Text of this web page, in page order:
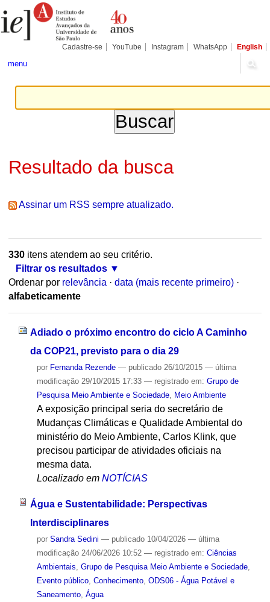
para
conteúdo.
Pessoais
Cadastre-se YouTube Instagram WhatsApp English
menu
Resultado da busca
Assinar um RSS sempre atualizado.
330itens atendem ao seu critério.
Filtrar os resultados
Ordenar por relevância · data (mais recente primeiro) ·
alfabeticamente
Adiado o próximo encontro do ciclo A Caminho
da COP21, previsto para o dia 29
por Fernanda Rezende — publicado26/10/2015 — última
modificação29/10/2015 17:33 — registrado em: Grupo de
Pesquisa Meio Ambiente e Sociedade, Meio Ambiente
A exposição principal seria do secretário de
Mudanças Climáticas e Qualidade Ambiental do
ministério do Meio Ambiente, Carlos Klink, que
precisou participar de atividades oficiais na
mesma data.
Localizado em NOTÍCIAS
Água e Sustentabilidade: Perspectivas
Interdisciplinares
por Sandra Sedini — publicado10/04/2026 — última
modificação24/06/2026 10:52 — registrado em: Ciências
Ambientais Grupo de Pesquisa Meio Ambiente e Sociedade,
Evento público, Conhecimento, ODS06 - Água Potável e
Saneamento, Água